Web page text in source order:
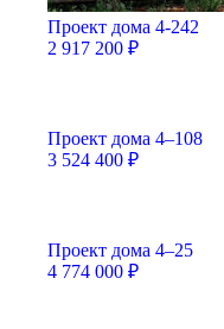
Проект дома 4-242
2 917 200 ₽
Проект дома 4–108
3 524 400 ₽
Проект дома 4–25
4 774 000 ₽